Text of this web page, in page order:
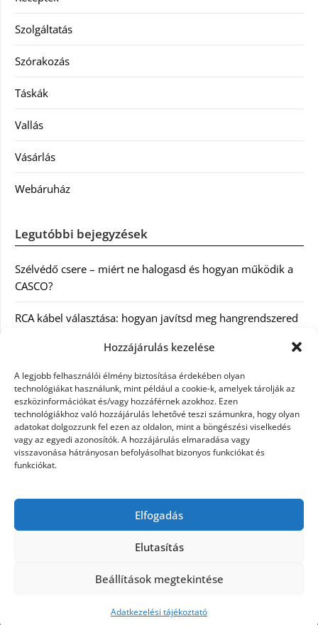
Hozzájárulás kezelése
A legjobb felhasználói élmény biztosítása érdekében olyan
technológiákat használunk, mint például a cookie-k, amelyek tárolják az
eszközinformációkat és/vagy hozzáférnek azokhoz. Ezen
technológiákhoz való hozzájárulás lehetővé teszi számunkra, hogy olyan
adatokat dolgozzunk fel ezen az oldalon, mint a böngészési viselkedés
vagy az egyedi azonosítók. A hozzájárulás elmaradása vagy
visszavonása hátrányosan befolyásolhat bizonyos funkciókat és
funkciókat.
Elfogadás
Elutasítás
Beállítások megtekintése
Adatkezelési tájékoztató
Szolgáltatás
Szórakozás
Táskák
Vallás
Vásárlás
Webáruház
Legutóbbi bejegyzések
Szélvédő csere – miért ne halogasd és hogyan működik a
CASCO?
RCA kábel választása: hogyan javítsd meg hangrendszered
Magyarországon: milyen jogi szabályozásra kell figyelni?
Akciós külföldi nyaralás 2026-ban előfoglalással: mit
ellenőrizz az ár mellett?
A Kassai Irodaház modern munkakörnyezetet biztosít
Theme